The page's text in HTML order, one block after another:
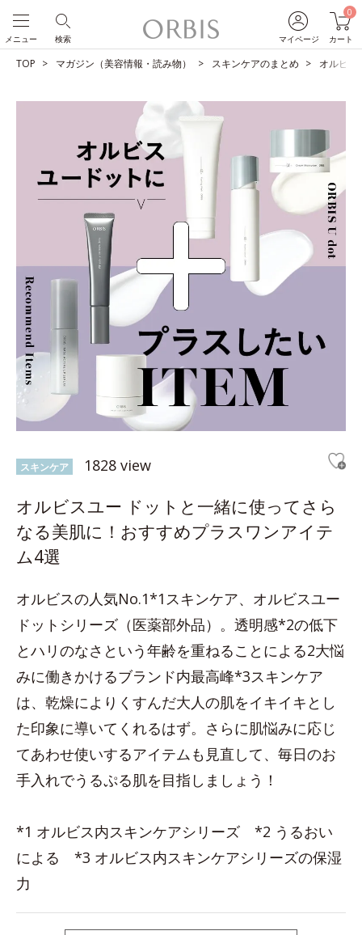
マイページ
0
カート
検索
メニュー
TOP マガジン（美容情報・読み物） スキンケアのまとめ オルビス
スキンケア 1828 view
オルビスユー ドットと一緒に使ってさら
なる美肌に！おすすめプラスワンアイテ
ム4選
オルビスの人気No.1*1スキンケア、オルビスユー
ドットシリーズ（医薬部外品）。透明感*2の低下
とハリのなさという年齢を重ねることによる2大悩
みに働きかけるブランド内最高峰*3スキンケア
は、乾燥によりくすんだ大人の肌をイキイキとし
た印象に導いてくれるはず。さらに肌悩みに応じ
てあわせ使いするアイテムも見直して、毎日のお
手入れでうるぷる肌を目指しましょう！
*1 オルビス内スキンケアシリーズ *2 うるおい
による *3 オルビス内スキンケアシリーズの保湿
力